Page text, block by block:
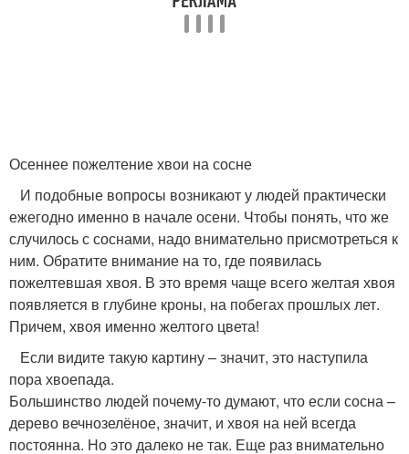
Осеннее пожелтение хвои на сосне
И подобные вопросы возникают у людей практически
ежегодно именно в начале осени. Чтобы понять, что же
случилось с соснами, надо внимательно присмотреться к
ним. Обратите внимание на то, где появилась
пожелтевшая хвоя. В это время чаще всего желтая хвоя
появляется в глубине кроны, на побегах прошлых лет.
Причем, хвоя именно желтого цвета!
Если видите такую картину – значит, это наступила
пора хвоепада.
Большинство людей почему-то думают, что если сосна –
дерево вечнозелёное, значит, и хвоя на ней всегда
постоянна. Но это далеко не так. Еще раз внимательно